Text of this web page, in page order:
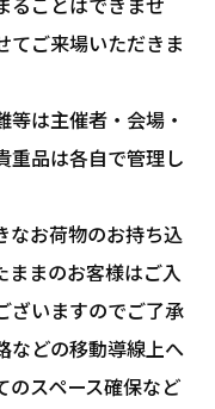
てご来場いただきま
は主催者・会場・
重品は各自で管理し
なお荷物のお持ち込
ままのお客様はご入
ざいますのでご了承
などの移動導線上へ
のスペース確保など